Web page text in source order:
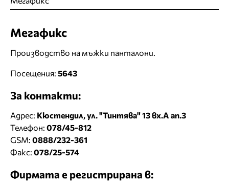
Мегафикс
Производство на мъжки панталони.
Посещения: 5643
За контакти:
Адрес: Кюстендил, ул. "Тинтява" 13 вх.А ап.3
Телефон: 078/45-812
GSM: 0888/232-361
Факс: 078/25-574
Фирмата е регистрирана в: